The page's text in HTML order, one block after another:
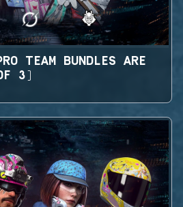
TEAM BUNDLES ARE
3)